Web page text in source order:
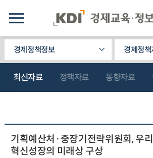
경제정책정보 경제정
최신자료 정책자료 동향자료
기획예산처·중장기전략위원회, 우
혁신성장의 미래상 구상